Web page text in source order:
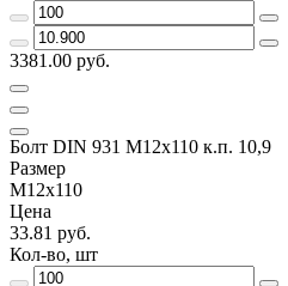
3381.00 руб.
Болт DIN 931 М12х110 к.п. 10,9
Размер
М12х110
Цена
33.81 руб.
Кол-во, шт